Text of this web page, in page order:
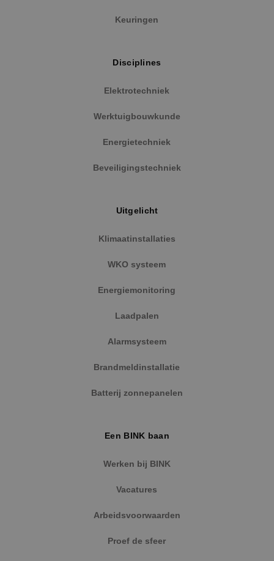
Keuringen
Disciplines
Elektrotechniek
Werktuigbouwkunde
Energietechniek
Beveiligingstechniek
Uitgelicht
Klimaatinstallaties
WKO systeem
Energiemonitoring
Laadpalen
Alarmsysteem
Brandmeldinstallatie
Batterij zonnepanelen
Een BINK baan
Werken bij BINK
Vacatures
Arbeidsvoorwaarden
Proef de sfeer